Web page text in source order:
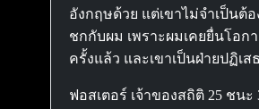
อังกฤษด้วย แต่เขาไม่จำเป็นต้
ชกกับผม เพราะผมเคยยื่นโอก
ครั้งแล้ว และเขาเป็นฝ่ายปฏิเส
ฟอสเตอร์ เจ้าของสถิติ 25 ชนะ